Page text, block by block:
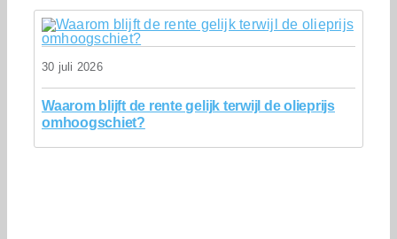
30 juli 2026
Waarom blijft de rente gelijk terwijl de olieprijs
omhoogschiet?